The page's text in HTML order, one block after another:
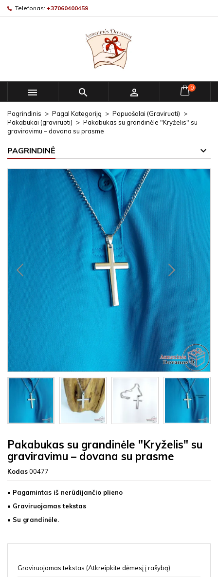
Telefonas: +37060400459
   0
Pagrindinis Pagal Kategoriją
Papuošalai (Graviruoti)
Pakabukai (graviruoti)
Pakabukas su grandinėle "Kryželis" su
graviravimu – dovana su prasme
PAGRINDINĖ
Pakabukas su grandinėle "Kryželis" su
graviravimu – dovana su prasme
Kodas00477
• Pagamintas iš nerūdijančio plieno
• Graviruojamas tekstas
• Su grandinėle.
Graviruojamas tekstas (Atkreipkite dėmesį į rašybą)